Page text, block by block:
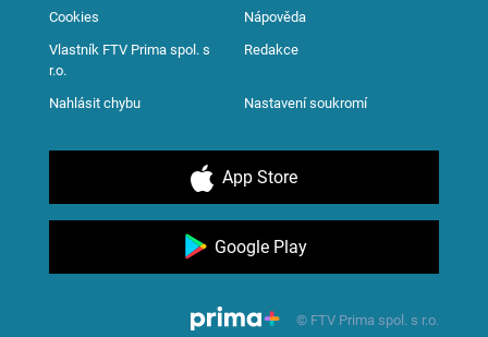
Cookies Nápověda
Vlastník FTV Prima spol. s
r.o.
Redakce
Nahlásit chybu Nastavení soukromí
App Store
Google Play
© FTV Prima spol. s r.o.